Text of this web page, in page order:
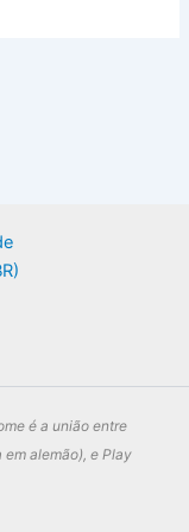
é a união entre
alemão), e Play